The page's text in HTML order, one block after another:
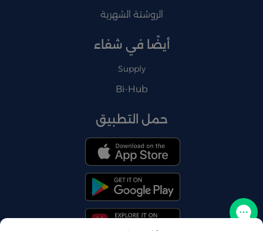
الروشتة الشهرية
أيضًا في شفاء
Supply
Bi-Hub
حمل التطبيق
تواصل معنا